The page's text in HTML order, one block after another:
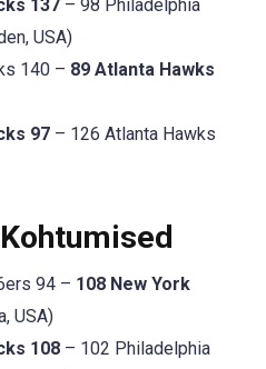
137 – 98 Philadelphia
USA)
140 – 89 Atlanta Hawks
97 – 126 Atlanta Hawks
94 – 108 New York
USA)
108 – 102 Philadelphia